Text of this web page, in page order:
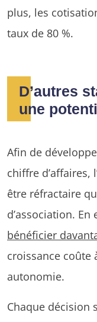
plus, les
taux de 80 %.
D’autres
une
Afin de
chiffre d’affaires,
être réfractaire
d’association. En
bénéficier
croissance coûte
autonomie.
Chaque décision